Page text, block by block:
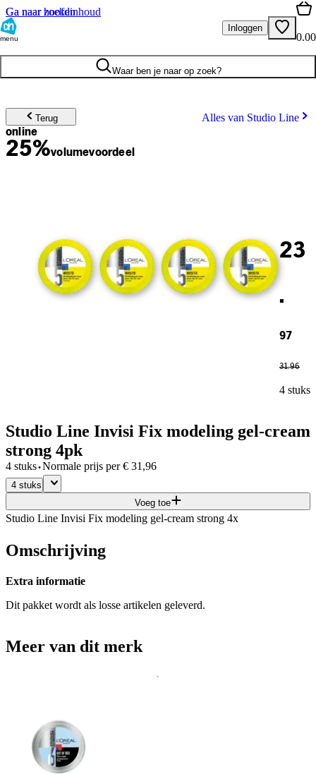
Ga naar hoofdinhoud
Ga naar zoeken
menu
Inloggen
0.00
Waar ben je naar op zoek?
Terug Alles van Studio Line
online
25%volumevoordeel
23
.
97
31.96
4 stuks
Studio Line Invisi Fix modeling gel-cream
strong 4pk
4 stuks·Normale prijs per € 31,96
4 stuks
Voeg toe
Studio Line Invisi Fix modeling gel-cream strong 4x
Omschrijving
Extra informatie
Dit pakket wordt als losse artikelen geleverd.
Meer van dit merk